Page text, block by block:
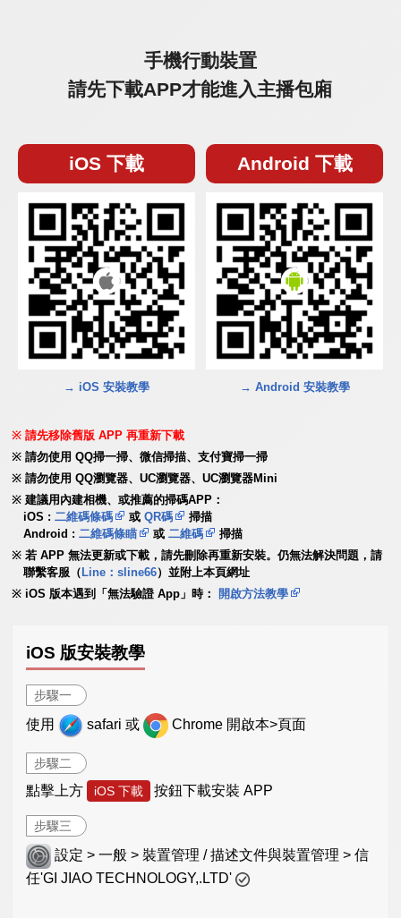
手機行動裝置
請先下載APP才能進入主播包廂
iOS 下載
→ iOS 安裝教學
Android 下載
→ Android 安裝教學
請先移除舊版 APP 再重新下載
請勿使用 QQ掃一掃、微信掃描、支付寶掃一掃
請勿使用 QQ瀏覽器、UC瀏覽器、UC瀏覽器Mini
建議用內建相機、或推薦的掃碼APP：
iOS :二維碼條碼 或QR碼
掃描
Android :二維碼條瞄 或二維碼
掃描
若 APP 無法更新或下載，請先刪除再重新安裝。仍無法解決問題，請
聯繫客服（ Line：sline66）並附上本頁網址
iOS 版本遇到「無法驗證 App」時：
開啟方法教學
iOS 版安裝教學
步驟一
使用 safari 或 Chrome 開啟本>頁面
步驟二
點擊上方 iOS 下載 按鈕下載安裝 APP
步驟三
設定 > 一般 > 裝置管理 / 描述文件與裝置管理 > 信
任'GI JIAO TECHNOLOGY,.LTD'